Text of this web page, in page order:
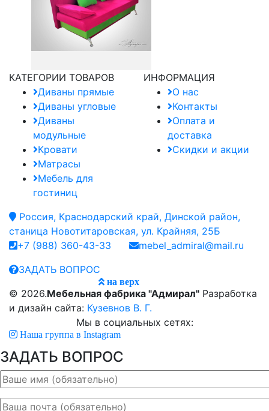
КАТЕГОРИИ ТОВАРОВ
Диваны прямые
Диваны угловые
Диваны
модульные
Кровати
Матрасы
Мебель для
гостиниц
ИНФОРМАЦИЯ
О нас
Контакты
Оплата и
доставка
Скидки и акции
Россия, Краснодарский край, Динской район,
станица Новотитаровская, ул. Крайняя, 25Б
+7 (988) 360-43-33
mebel_admiral@mail.ru
ЗАДАТЬ ВОПРОС
на верх
© 2026.Мебельная фабрика "Адмирал" Разработка
и дизайн сайта: Кузевнов В. Г.
Мы в социальных сетях:
Наша группа в Instagram
ЗАДАТЬ ВОПРОС